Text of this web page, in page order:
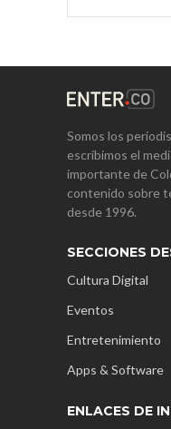
Somos los
escribimos el
importante de
contenido sobre
desde 1996.
SECCIONES
Cultura Digital
Eventos
Entretenimiento
Apps & Software
ENLACES DE